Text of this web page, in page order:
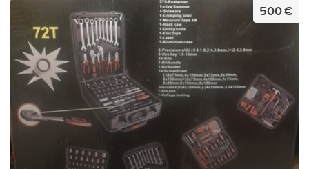
500 €